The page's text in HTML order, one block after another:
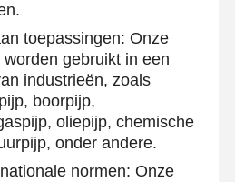
toepassingen: Onze
gebruikt in een
industrieën, zoals
boorpijp,
oliepijp, chemische
onder andere.
normen: Onze